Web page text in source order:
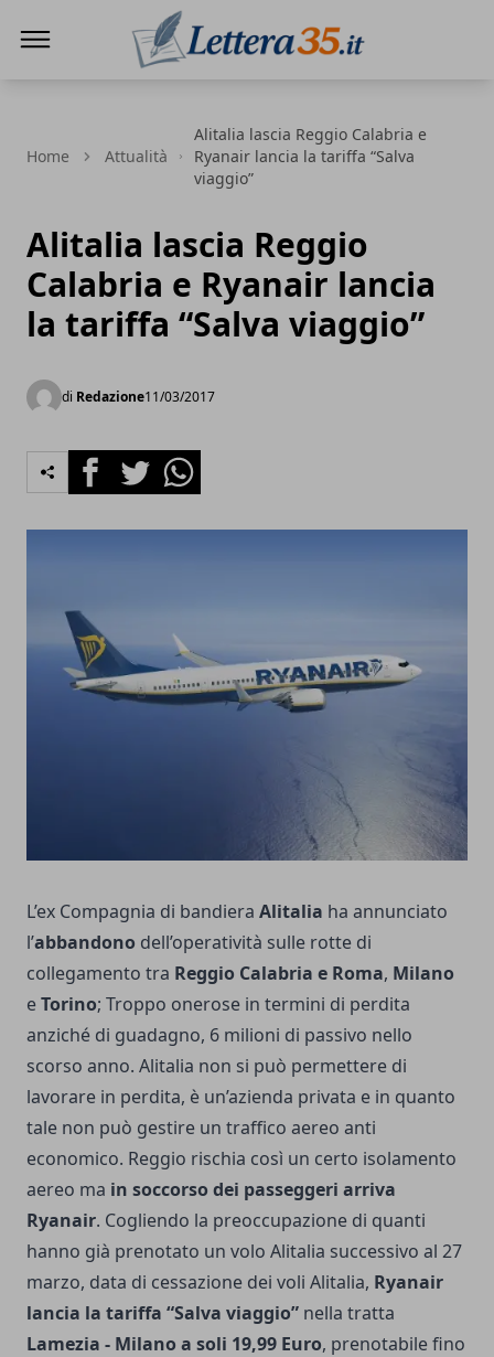
Home Attualità
Alitalia lascia Reggio Calabria e
Ryanair lancia la tariffa “Salva
viaggio”
Alitalia lascia Reggio
Calabria e Ryanair lancia
la tariffa “Salva viaggio”
di Redazione11/03/2017
FacebookTwitterWhatsapp
L’ex Compagnia di bandiera Alitalia ha annunciato
l’abbandono dell’operatività sulle rotte di
collegamento tra Reggio Calabria e Roma, Milano
eTorino; Troppo onerose in termini di perdita
anziché di guadagno, 6 milioni di passivo nello
scorso anno. Alitalia non si può permettere di
lavorare in perdita, è un’azienda privata e in quanto
tale non può gestire un traffico aereo anti
economico. Reggio rischia così un certo isolamento
aereo ma in soccorso dei passeggeri arriva
Ryanair. Cogliendo la preoccupazione di quanti
hanno già prenotato un volo Alitalia successivo al 27
marzo, data di cessazione dei voli Alitalia, Ryanair
lancia la tariffa “Salva viaggio” nella tratta
Lamezia - Milano a soli 19,99 Euro, prenotabile fino